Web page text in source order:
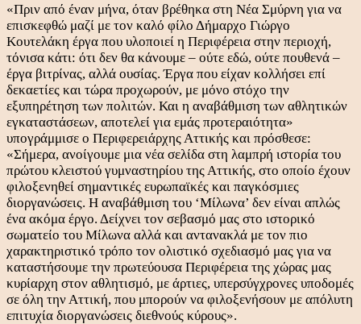
«Πριν από έναν μήνα, όταν βρέθηκα στη Νέα Σμύρνη για να
επισκεφθώ μαζί με τον καλό φίλο Δήμαρχο Γιώργο
Κουτελάκη έργα που υλοποιεί η Περιφέρεια στην περιοχή,
τόνισα κάτι: ότι δεν θα κάνουμε – ούτε εδώ, ούτε πουθενά –
έργα βιτρίνας, αλλά ουσίας. Έργα που είχαν κολλήσει επί
δεκαετίες και τώρα προχωρούν, με μόνο στόχο την
εξυπηρέτηση των πολιτών. Και η αναβάθμιση των αθλητικών
εγκαταστάσεων, αποτελεί για εμάς προτεραιότητα»
υπογράμμισε ο Περιφερειάρχης Αττικής και πρόσθεσε:
«Σήμερα, ανοίγουμε μια νέα σελίδα στη λαμπρή ιστορία του
πρώτου κλειστού γυμναστηρίου της Αττικής, στο οποίο έχουν
φιλοξενηθεί σημαντικές ευρωπαϊκές και παγκόσμιες
διοργανώσεις. Η αναβάθμιση του ‘Μίλωνα’ δεν είναι απλώς
ένα ακόμα έργο. Δείχνει τον σεβασμό μας στο ιστορικό
σωματείο του Μίλωνα αλλά και αντανακλά με τον πιο
χαρακτηριστικό τρόπο τον ολιστικό σχεδιασμό μας για να
καταστήσουμε την πρωτεύουσα Περιφέρεια της χώρας μας
κυρίαρχη στον αθλητισμό, με άρτιες, υπερσύγχρονες υποδομές
σε όλη την Αττική, που μπορούν να φιλοξενήσουν με απόλυτη
επιτυχία διοργανώσεις διεθνούς κύρους».